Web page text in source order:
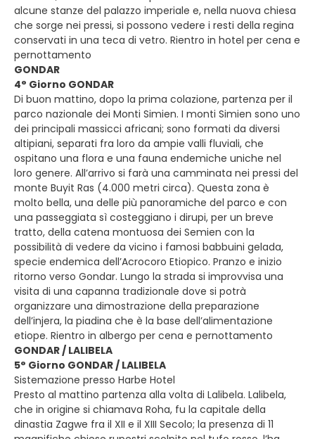
alcune stanze del palazzo imperiale e, nella nuova chiesa
che sorge nei pressi, si possono vedere i resti della regina
conservati in una teca di vetro. Rientro in hotel per cena e
pernottamento
GONDAR
4° Giorno GONDAR
Di buon mattino, dopo la prima colazione, partenza per il
parco nazionale dei Monti Simien. I monti Simien sono uno
dei principali massicci africani; sono formati da diversi
altipiani, separati fra loro da ampie valli fluviali, che
ospitano una flora e una fauna endemiche uniche nel
loro genere. All’arrivo si farà una camminata nei pressi del
monte Buyit Ras (4.000 metri circa). Questa zona è
molto bella, una delle più panoramiche del parco e con
una passeggiata sì costeggiano i dirupi, per un breve
tratto, della catena montuosa dei Semien con la
possibilità di vedere da vicino i famosi babbuini gelada,
specie endemica dell’Acrocoro Etiopico. Pranzo e inizio
ritorno verso Gondar. Lungo la strada si improvvisa una
visita di una capanna tradizionale dove si potrà
organizzare una dimostrazione della preparazione
dell’injera, la piadina che è la base dell’alimentazione
etiope. Rientro in albergo per cena e pernottamento
GONDAR / LALIBELA
5° Giorno GONDAR / LALIBELA
Sistemazione presso Harbe Hotel
Presto al mattino partenza alla volta di Lalibela. Lalibela,
che in origine si chiamava Roha, fu la capitale della
dinastia Zagwe fra il XII e il XIII Secolo; la presenza di 11